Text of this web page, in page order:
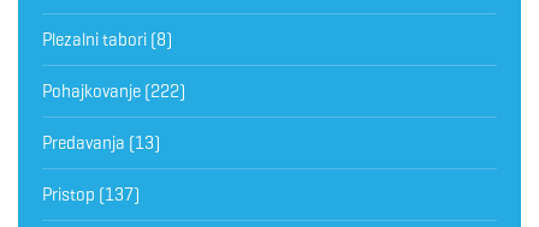
Plezalni tabori (8)
Pohajkovanje (222)
Predavanja (13)
Pristop (137)